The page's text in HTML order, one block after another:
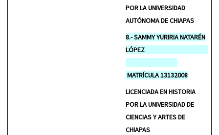
POR LA UNIVERSIDAD
AUTÓNOMA DE CHIAPAS
8.- SAMMY YURIRIA NATARÉN
LÓPEZ
MATRÍCULA 13132008
LICENCIADA EN HISTORIA
POR LA UNIVERSIDAD DE
CIENCIAS Y ARTES DE
CHIAPAS